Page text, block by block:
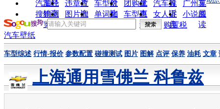
油耗
片
价
量
算
算
汽车经
销商
违章查
询
车型对
比
团购优
惠
汽车投
诉
广州车
展
搜狗浏
览器
图片欣
赏
单词翻
车型查
询
女人宝
典
小说阅
读
购置税
汽车壁纸
车型综述 行情-报价 参数配置 碰撞测试 图片 图解 点评 保养 油耗 文章
上海通用雪佛兰 科鲁兹